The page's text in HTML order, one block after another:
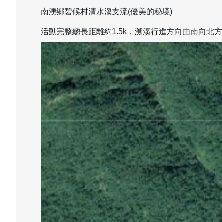
南澳鄉碧候村清水溪支流(優美的秘境)
活動完整總長距離約1.5k，溯溪行進方向由南向北